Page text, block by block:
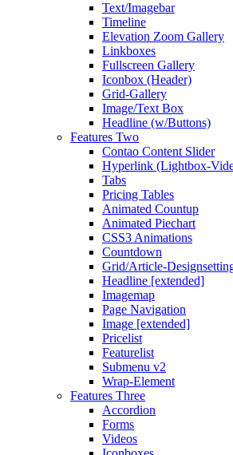
Text/Imagebar
Timeline
Elevation Zoom Gallery
Linkboxes
Fullscreen Gallery
Iconbox (Header)
Grid-Gallery
Image/Text Box
Headline (w/Buttons)
Features Two
Contao Content Slider
Hyperlink (Lightbox-
Tabs
Pricing Tables
Animated Countup
Animated Piechart
CSS3 Animations
Countdown
Grid/Article-
Headline [extended]
Imagemap
Page Navigation
Image [extended]
Pricelist
Featurelist
Submenu v2
Wrap-Element
Features Three
Accordion
Forms
Videos